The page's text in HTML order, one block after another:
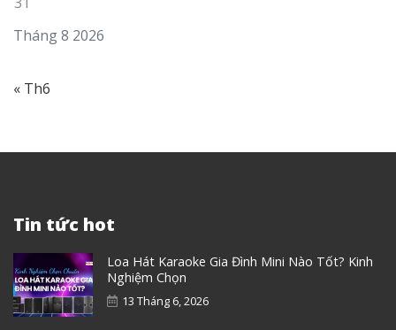
Tháng 8 2026
« Th6
Tin tức hot
Loa Hát Karaoke Gia Đình Mini Nào Tốt? Kinh
Nghiệm Chọn
13 Tháng 6, 2026